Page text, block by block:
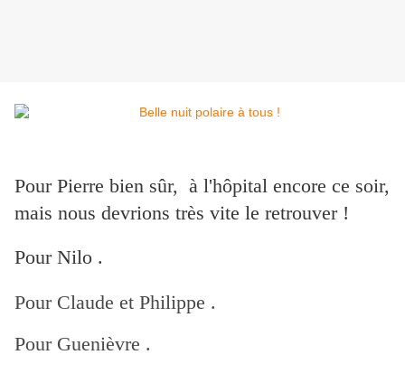
Pour Pierre bien sûr, à l'hôpital encore ce soir,
mais nous devrions très vite le retrouver !
Pour Nilo .
Pour Claude et Philippe .
Pour Guenièvre .